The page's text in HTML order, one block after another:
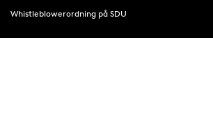
Whistleblowerordning på SDU